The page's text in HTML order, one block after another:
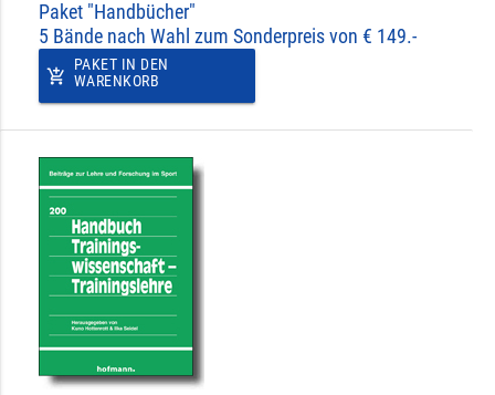
Paket "Handbücher"
5 Bände nach Wahl zum Sonderpreis von € 149.-
add_shopping_cart
PAKET IN DEN
WARENKORB